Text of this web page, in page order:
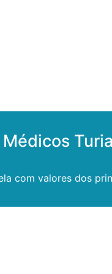
com valores dos